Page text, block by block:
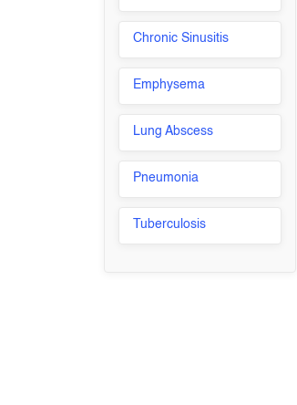
Chronic Sinusitis
Emphysema
Lung Abscess
Pneumonia
Tuberculosis